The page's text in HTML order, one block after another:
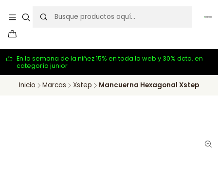
En la semana de la niñez 15% en toda la web y 30% dcto. en
categoría junior
Inicio Marcas Xstep Mancuerna Hexagonal Xstep